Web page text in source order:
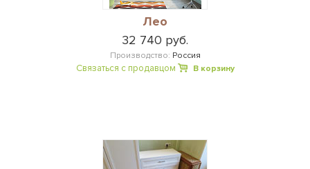
Лео
32 740 руб.
Производство: Россия
Связаться с продавцом В корзину